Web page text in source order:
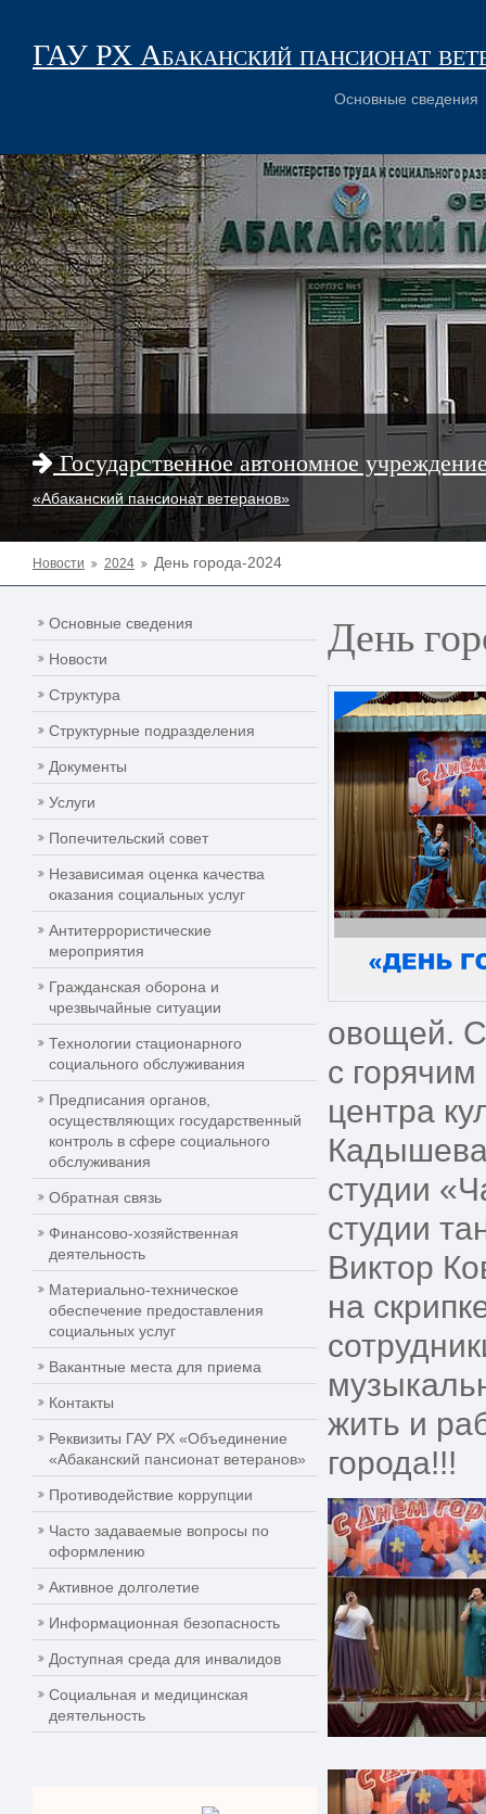
ГАУ РХ Абаканский пансионат
Основные сведения
Государственное автономное
«Абаканский пансионат ветеранов»
Новости 2024 День города-2024
Основные сведения
Новости
Структура
Структурные подразделения
Документы
Услуги
Попечительский совет
Независимая оценка качества
оказания социальных услуг
Антитеррористические
мероприятия
Гражданская оборона и
чрезвычайные ситуации
Технологии стационарного
социального обслуживания
Предписания органов,
осуществляющих государственный
контроль в сфере социального
обслуживания
Обратная связь
Финансово-хозяйственная
деятельность
Материально-техническое
обеспечение предоставления
социальных услуг
Вакантные места для приема
Контакты
Реквизиты ГАУ РХ «Объединение
«Абаканский пансионат ветеранов»
Противодействие коррупции
Часто задаваемые вопросы по
оформлению
Активное долголетие
Информационная безопасность
Доступная среда для инвалидов
Социальная и медицинская
деятельность
День
овощей.
с
центра
студии
студии
Виктор
на
жить и
города!!!